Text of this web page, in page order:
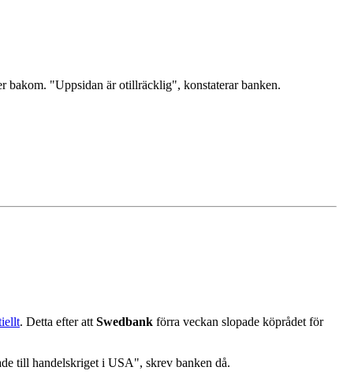
bakom. "Uppsidan är otillräcklig", konstaterar banken.
. Detta efter attSwedbank förra veckan slopade köprådet för
till handelskriget i USA", skrev banken då.